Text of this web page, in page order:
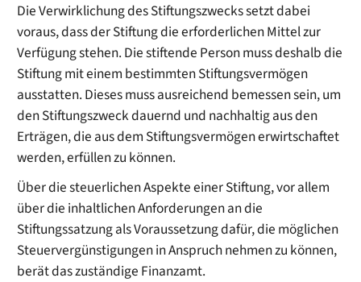
Die Verwirklichung des Stiftungszwecks setzt dabei
voraus, dass der Stiftung die erforderlichen Mittel zur
Verfügung stehen. Die stiftende Person muss deshalb die
Stiftung mit einem bestimmten Stiftungsvermögen
ausstatten. Dieses muss ausreichend bemessen sein, um
den Stiftungszweck dauernd und nachhaltig aus den
Erträgen, die aus dem Stiftungsvermögen erwirtschaftet
werden, erfüllen zu können.
Über die steuerlichen Aspekte einer Stiftung, vor allem
über die inhaltlichen Anforderungen an die
Stiftungssatzung als Voraussetzung dafür, die möglichen
Steuervergünstigungen in Anspruch nehmen zu können,
berät das zuständige Finanzamt.